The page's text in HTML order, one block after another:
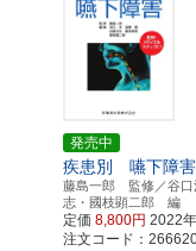
発売中
疾患別 嚥下障害
藤島一郎 監修／谷口
志・國枝顕二郎 編
定価8,800円 2022
注文コード：